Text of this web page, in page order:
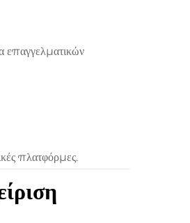
επαγγελματικών
πλατφόρμες.